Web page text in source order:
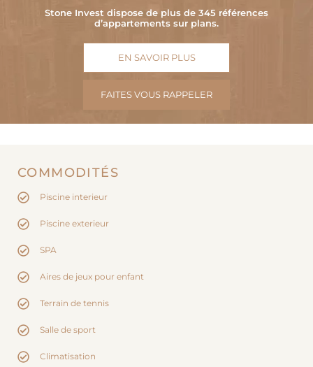
Stone Invest dispose de plus de 345 références
d’appartements sur plans.
EN SAVOIR PLUS
FAITES VOUS RAPPELER
COMMODITÉS
Piscine interieur
Piscine exterieur
SPA
Aires de jeux pour enfant
Terrain de tennis
Salle de sport
Climatisation